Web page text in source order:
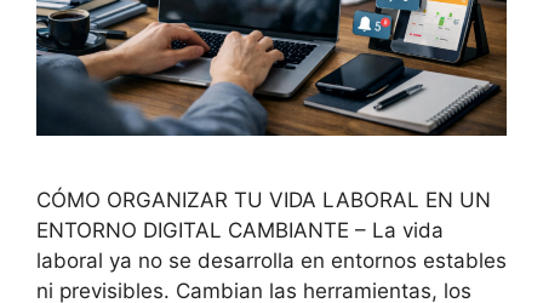
CÓMO ORGANIZAR TU VIDA LABORAL EN UN
ENTORNO DIGITAL CAMBIANTE – La vida
laboral ya no se desarrolla en entornos estables
ni previsibles. Cambian las herramientas, los